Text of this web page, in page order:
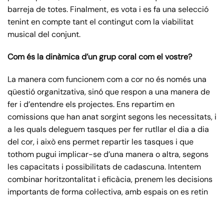
barreja de totes. Finalment, es vota i es fa una selecció
tenint en compte tant el contingut com la viabilitat
musical del conjunt.
Com és la dinàmica d’un grup coral com el vostre?
La manera com funcionem com a cor no és només una
qüestió organitzativa, sinó que respon a una manera de
fer i d’entendre els projectes. Ens repartim en
comissions que han anat sorgint segons les necessitats, i
a les quals deleguem tasques per fer rutllar el dia a dia
del cor, i això ens permet repartir les tasques i que
tothom pugui implicar-se d’una manera o altra, segons
les capacitats i possibilitats de cadascuna. Intentem
combinar horitzontalitat i eficàcia, prenem les decisions
importants de forma col·lectiva, amb espais on es retin